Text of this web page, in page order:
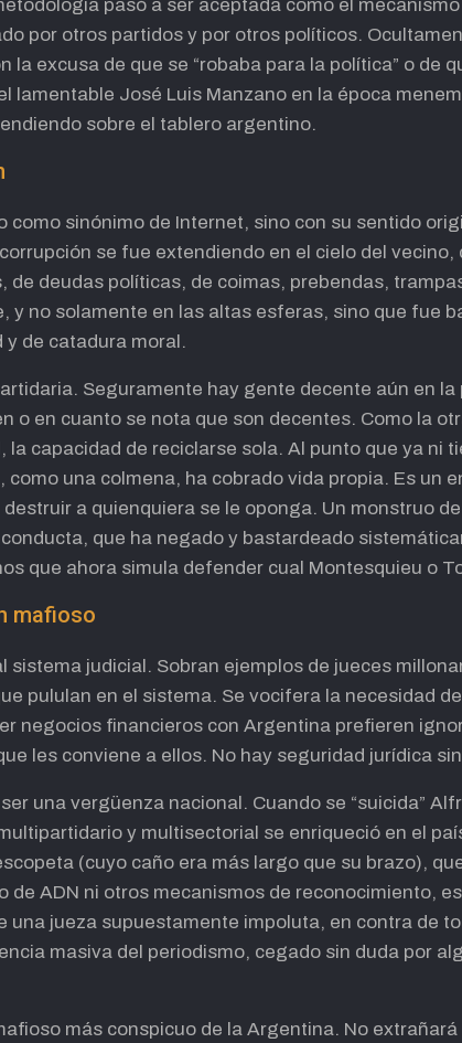
pasó a ser aceptada como el
por otros partidos y por otros políticos.
la excusa de que se “robaba para la política” o de
lamentable José Luis Manzano en la época
sobre el tablero argentino.
como sinónimo de Internet, sino con su sentido
se fue extendiendo en el cielo del
de deudas políticas, de coimas, prebendas,
y no solamente en las altas esferas, sino que fue
de catadura moral.
Seguramente hay gente decente aún en la
o en cuanto se nota que son decentes. Como la
capacidad de reciclarse sola. Al punto que ya ni
como una colmena, ha cobrado vida propia. Es un
a quienquiera se le oponga. Un monstruo
que ha negado y bastardeado
que ahora simula defender cual Montesquieu o
mafioso
sistema judicial. Sobran ejemplos de jueces
pululan en el sistema. Se vocifera la necesidad
negocios financieros con Argentina prefieren
les conviene a ellos. No hay seguridad jurídica
una vergüenza nacional. Cuando se “suicida”
y multisectorial se enriqueció en el
(cuyo caño era más largo que su brazo),
de ADN ni otros mecanismos de reconocimiento,
una jueza supuestamente impoluta, en contra de
masiva del periodismo, cegado sin duda por
más conspicuo de la Argentina. No